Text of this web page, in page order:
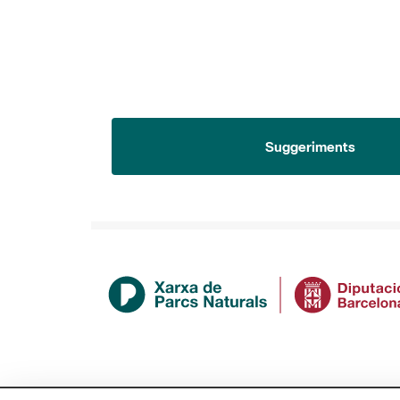
Suggeriments